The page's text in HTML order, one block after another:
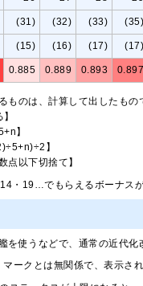
(31) (32) (33) (35)
(15) (16) (17) (17)
0.885 0.889 0.893 0.897
ものは、計算して出したもの
】
】
点以下切捨て】
・19…でもらえるボーナス
を使うなどで、通常の近代
マークとは無関係で、表示さ